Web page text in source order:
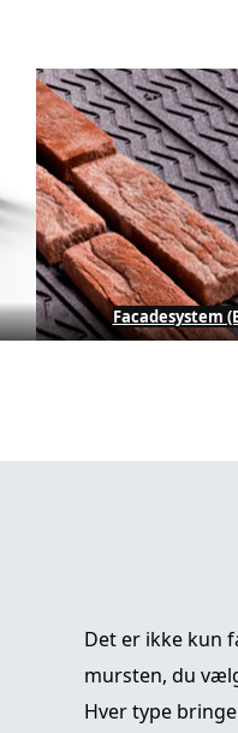
Facadesystem
Det er ikke kun
mursten, du
Hver type